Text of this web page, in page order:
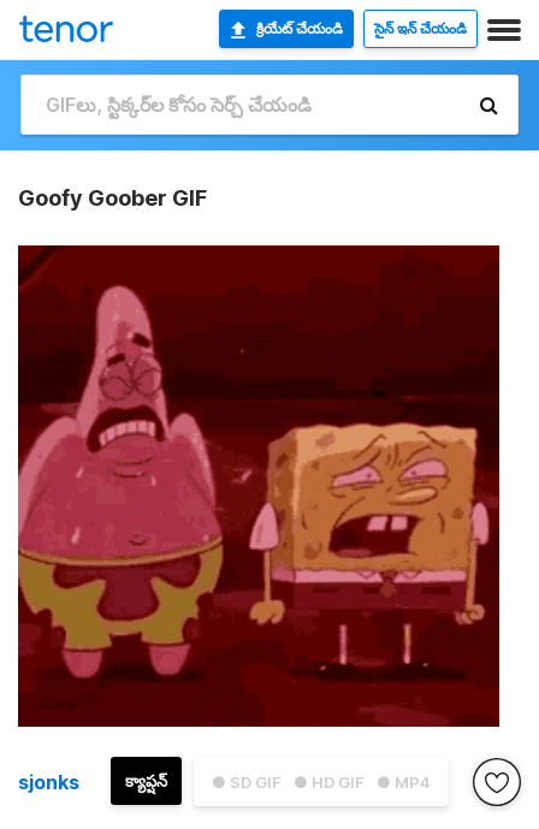
క్రియేట్ చేయండి సైన్ ఇన్ చేయండి
Goofy Goober GIF
● SD GIF ● HD GIF ● MP4
క్యాప్షన్
sjonks